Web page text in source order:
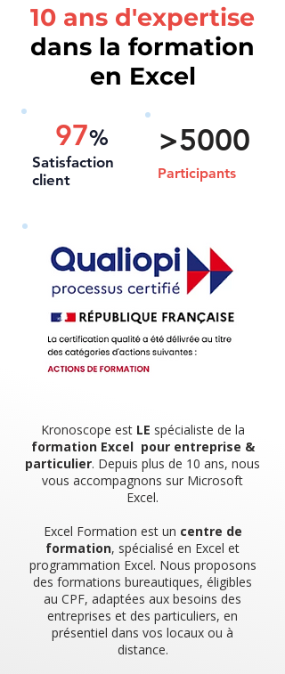
10 ans d'expertise
dans la formation
en Excel
97%
Satisfaction
client
>5000
Participants
Kronoscope est LE spécialiste de la
formation Excel pour entreprise &
particulier. Depuis plus de 10 ans, nous
vous accompagnons sur Microsoft
Excel.
Excel Formation est un centre de
formation, spécialisé en Excel et
programmation Excel. Nous proposons
des formations bureautiques, éligibles
au CPF, adaptées aux besoins des
entreprises et des particuliers, en
présentiel dans vos locaux ou à
distance.